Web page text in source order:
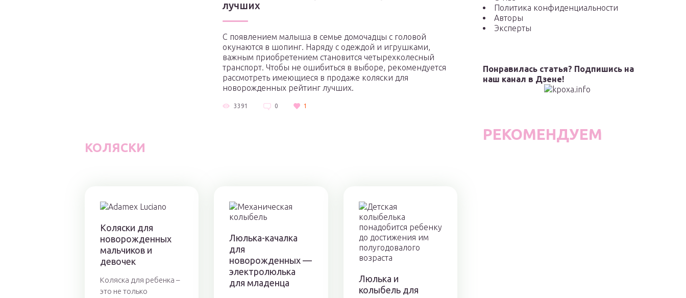
лучших
С появлением малыша в семье домочадцы с головой
окунаются в шопинг. Наряду с одеждой и игрушками,
важным приобретением становится четырехколесный
транспорт. Чтобы не ошибиться в выборе, рекомендуется
рассмотреть имеющиеся в продаже коляски для
новорожденных рейтинг лучших.
3391 0 1
КОЛЯСКИ
Коляски для
новорожденных
мальчиков и
девочек
Коляска для ребенка –
это не только
Люлька-качалка
для
новорожденных —
электролюлька
для младенца
Люлька и
колыбель для
Политика конфиденциальности
Авторы
Эксперты
Понравилась статья? Подпишись на
наш канал в Дзене!
РЕКОМЕНДУЕМ